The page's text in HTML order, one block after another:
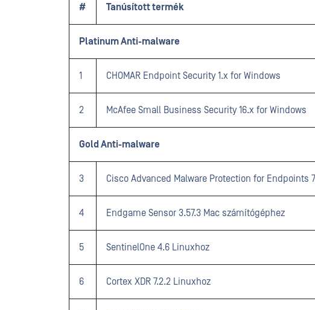
# Tanúsított termék
Platinum Anti-malware
1 CHOMAR Endpoint Security 1.x for Windows
2 McAfee Small Business Security 16.x for Windows
Gold Anti-malware
3 Cisco Advanced Malware Protection for Endpoints
4 Endgame Sensor 3.57.3 Mac számítógéphez
5 SentinelOne 4.6 Linuxhoz
6 Cortex XDR 7.2.2 Linuxhoz